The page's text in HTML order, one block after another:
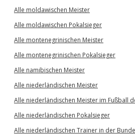
Alle moldawischen Meister
Alle moldawischen Pokalsieger
Alle montenegrinischen Meister
Alle montenegrinischen Pokalsieger
Alle namibischen Meister
Alle niederländischen Meister
Alle niederländischen Meister im Fußball
Alle niederländischen Pokalsieger
Alle niederländischen Trainer in der